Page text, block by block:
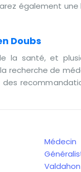
également
Doubs
la santé, et
recherche de
Médecin
Valdahon